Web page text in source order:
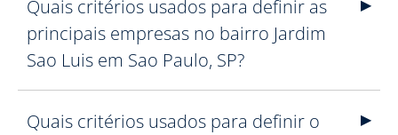
Quais critérios usados para definir as
principais empresas no bairro Jardim
Sao Luis em Sao Paulo, SP?
Quais critérios usados para definir o